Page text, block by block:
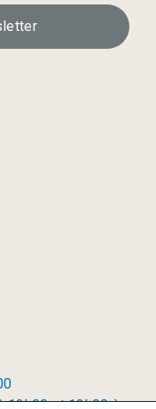
12h00 et 13h00 à